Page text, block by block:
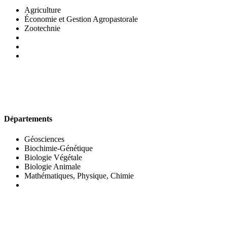
Agriculture
Économie et Gestion Agropastorale
Zootechnie
Départements
Géosciences
Biochimie-Génétique
Biologie Végétale
Biologie Animale
Mathématiques, Physique, Chimie